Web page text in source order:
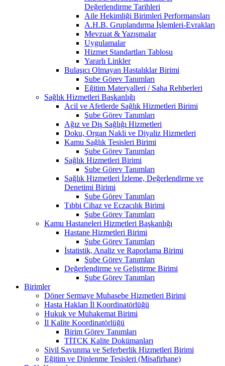
Değerlendirme Tarihleri
Aile Hekimliği Birimleri Performansları
A.H.B. Gruplandırma İşlemleri-Evrakları
Mevzuat & Yazışmalar
Uygulamalar
Hizmet Standartları Tablosu
Yararlı Linkler
Bulaşıcı Olmayan Hastalıklar Birimi
Şube Görev Tanımları
Eğitim Materyalleri / Saha Rehberleri
Sağlık Hizmetleri Başkanlığı
Acil ve Afetlerde Sağlık Hizmetleri Birimi
Şube Görev Tanımları
Ağız ve Diş Sağlığı Hizmetleri
Doku, Organ Nakli ve Diyaliz Hizmetleri
Kamu Sağlık Tesisleri Birimi
Şube Görev Tanımları
Sağlık Hizmetleri Birimi
Şube Görev Tanımları
Sağlık Hizmetleri İzleme, Değerlendirme ve
Denetimi Birimi
Şube Görev Tanımları
Tıbbi Cihaz ve Eczacılık Birimi
Şube Görev Tanımları
Kamu Hastaneleri Hizmetleri Başkanlığı
Hastane Hizmetleri Birimi
Şube Görev Tanımları
İstatistik, Analiz ve Raporlama Birimi
Şube Görev Tanımları
Değerlendirme ve Geliştirme Birimi
Şube Görev Tanımları
Birimler
Döner Sermaye Muhasebe Hizmetleri Birimi
Hasta Hakları İl Koordinatörlüğü
Hukuk ve Muhakemat Birimi
İl Kalite Koordinatörlüğü
Birim Görev Tanımları
TİTCK Kalite Dokümanları
Sivil Savunma ve Seferberlik Hizmetleri Birimi
Eğitim ve Dinlenme Tesisleri (Misafirhane)